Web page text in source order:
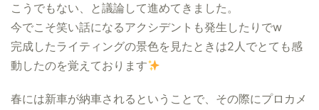
こうでもない、と議論して進めてきました。
今でこそ笑い話になるアクシデントも発生したりでw
完成したライティングの景色を見たときは2人でとても感
動したのを覚えております
春には新車が納車されるということで、その際にプロカメ